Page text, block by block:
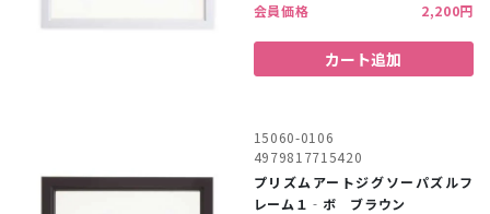
会員価格
2,200円
カート追加
15060-0106
4979817715420
プリズムアートジグソーパズルフ
レーム１‐ボ ブラウン